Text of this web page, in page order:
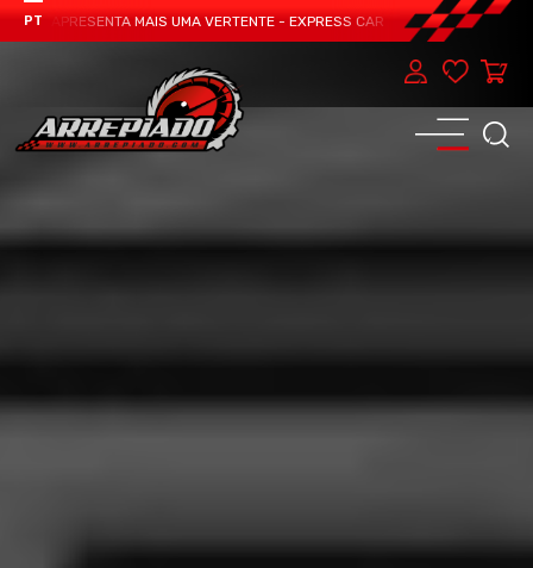
PTAPRESENTA MAIS UMA VERTENTE - EXPRESS CAR SERVICE,